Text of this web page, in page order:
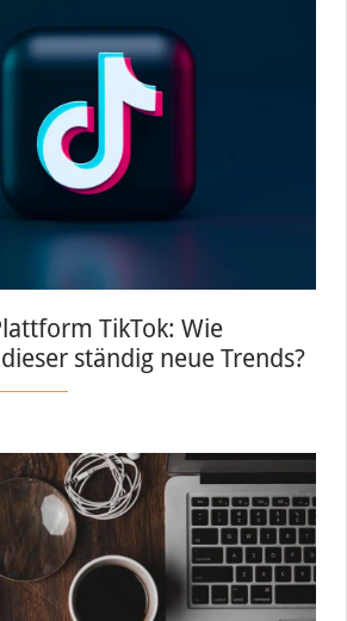
TikTok: Wie
ständig neue Trends?